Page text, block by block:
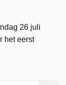
26 juli
het eerst